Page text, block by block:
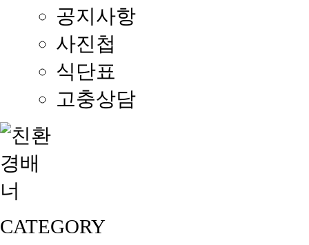
공지사항
사진첩
식단표
고충상담
CATEGORY